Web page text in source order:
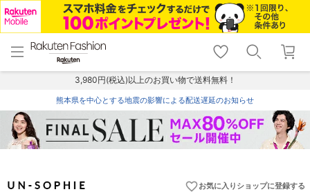
menu home
トップ
shopping_cart lock_outline
ログイン
3,980円(税込)以上のお買い物で送料無料！
熊本県を中心とする地震の影響による配送遅延のお知らせ
favorite_borderお気に入りショップに登録する